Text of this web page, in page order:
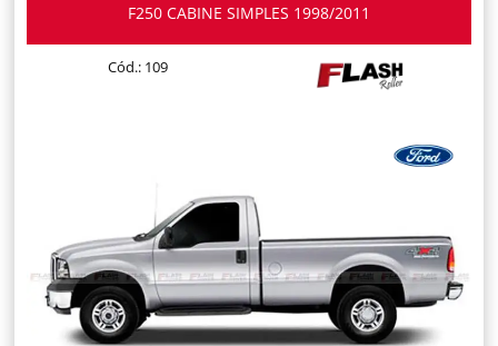
F250 CABINE SIMPLES 1998/2011
Cód.: 109